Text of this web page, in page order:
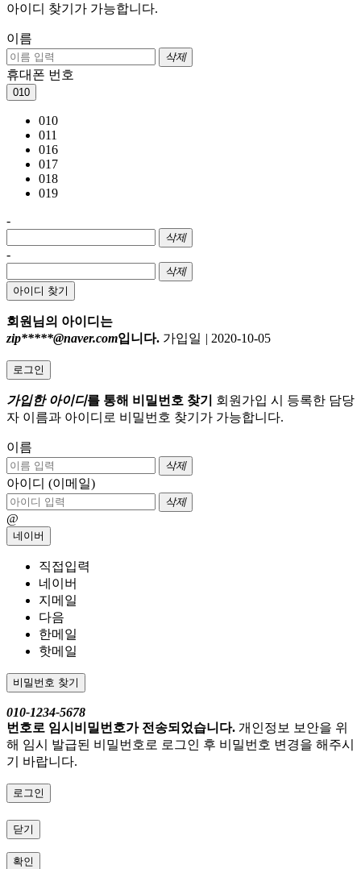
아이디 찾기가 가능합니다.
이름
삭제
휴대폰 번호
010
010
011
016
017
018
019
-
삭제
-
삭제
아이디 찾기
회원님의 아이디는
zip*****@naver.com입니다. 가입일 | 2020-10-05
로그인
가입한 아이디를 통해 비밀번호 찾기
회원가입 시 등록한 담당
자 이름과 아이디로 비밀번호 찾기가 가능합니다.
이름
삭제
아이디 (이메일)
삭제
@
네이버
직접입력
네이버
지메일
다음
한메일
핫메일
비밀번호 찾기
010-1234-5678
번호로 임시비밀번호가 전송되었습니다. 개인정보 보안을 위
해 임시 발급된 비밀번호로 로그인 후 비밀번호 변경을 해주시
기 바랍니다.
로그인
닫기
확인